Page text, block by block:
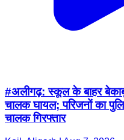
#अलीगढ़: स्कूल के बाहर
चालक घायल; परिजनों का
चालक गिरफ्तार